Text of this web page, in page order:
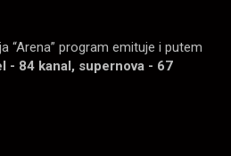
“Arena” program emituje i putem
- 84 kanal, supernova - 67